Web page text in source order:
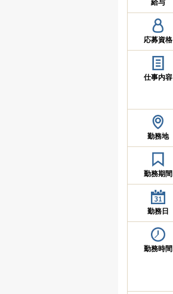
給与
応募資格
仕事内容
勤務地
勤務期間
勤務日
勤務時間